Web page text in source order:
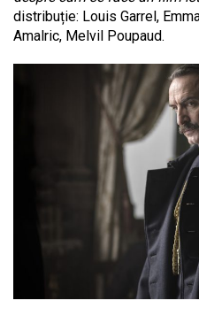
distribuție: Louis Garrel,
Amalric, Melvil Poupaud.